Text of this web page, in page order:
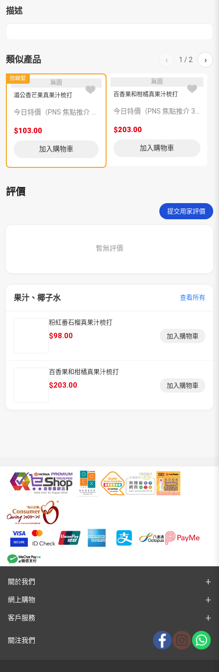
描述
類似產品 ‹ 1 / 2 ›
你睇緊
無圖
湄公香芒果真果汁梳打
今日特價（PNS 焦點推介 375421）
$103.00
加入購物車
無圖
百香果和柑橘真果汁梳打
今日特價（PNS 焦點推介 375420）
$203.00
加入購物車
評價
提交用家評價
暫無評價
果汁、椰子水 查看所有
粉紅番石榴真果汁梳打
$98.00 加入購物車
百香果和柑橘真果汁梳打
$203.00 加入購物車
關於我們
網上購物
客戶服務
關注我們